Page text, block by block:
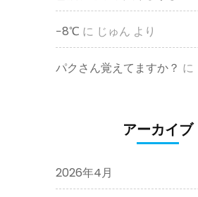
−8℃ に じゅん より
パクさん覚えてますか？ に
アーカイブ
2026年4月